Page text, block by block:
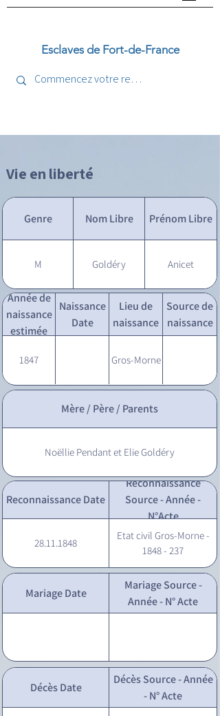
Esclaves de Fort-de-France
Vie en liberté
Genre Nom Libre Prénom Libre
M Goldéry Anicet
Année de
naissance
estimée
Naissance
Date
Lieu de
naissance
Source de
naissance
1847 Gros-Morne
Mère / Père / Parents
Noëllie Pendant et Elie Goldéry
Reconnaissance Date
Reconnaissance
Source - Année -
N°Acte
28.11.1848
Etat civil Gros-Morne -
1848 - 237
Mariage Date
Mariage Source -
Année - N° Acte
Décès Date
Décès Source - Année
- N° Acte